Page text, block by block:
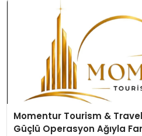
Momentur Tourism &
Güçlü Operasyon Ağıyla